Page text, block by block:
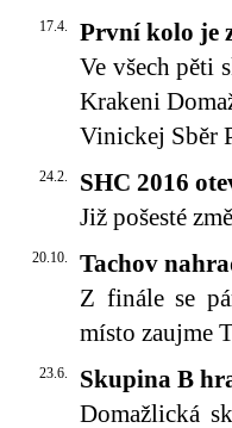
17.4.
První kolo je
Ve všech pěti
Krakeni
Vinickej Sběr
24.2.
SHC 2016
Již pošesté
20.10.
Tachov
Z finále se
místo zaujme
23.6.
Skupina B
Domažlická